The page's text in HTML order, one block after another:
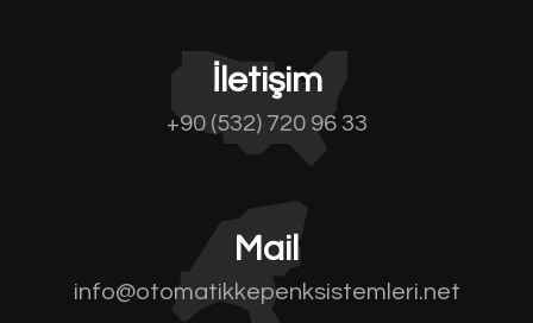
İletişim
+90 (532) 720 96 33
Mail
info@otomatikkepenksistemleri.net